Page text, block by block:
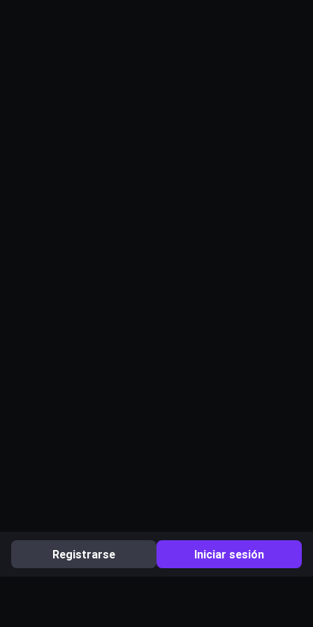
Registrarse Iniciar sesión